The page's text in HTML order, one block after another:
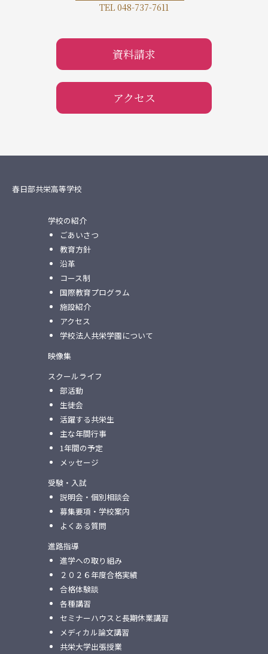
TEL 048-737-7611
資料請求
アクセス
春日部共栄高等学校
学校の紹介
ごあいさつ
教育方針
沿革
コース制
国際教育プログラム
施設紹介
アクセス
学校法人共栄学園について
映像集
スクールライフ
部活動
生徒会
活躍する共栄生
主な年間行事
1年間の予定
メッセージ
受験・入試
説明会・個別相談会
募集要項・学校案内
よくある質問
進路指導
進学への取り組み
２０２６年度合格実績
合格体験談
各種講習
セミナーハウスと⻑期休業講習
メディカル論⽂講習
共栄⼤学出張授業